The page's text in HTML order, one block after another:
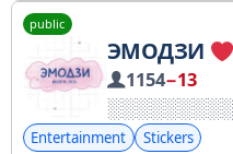
public
ЭМОДЗИ
1154−13
Entertainment Stickers